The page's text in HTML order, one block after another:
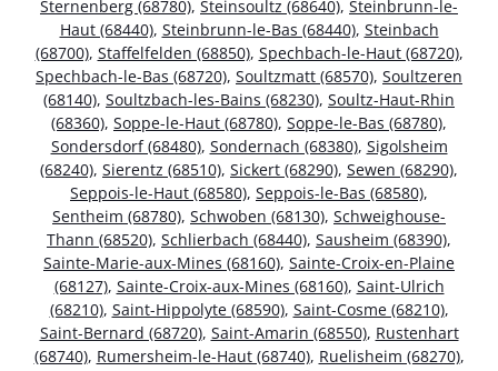
Sternenberg (68780), Steinsoultz (68640), Steinbrunn-le-
Haut (68440), Steinbrunn-le-Bas (68440), Steinbach
(68700), Staffelfelden (68850), Spechbach-le-Haut (68720),
Spechbach-le-Bas (68720), Soultzmatt (68570), Soultzeren
(68140), Soultzbach-les-Bains (68230), Soultz-Haut-Rhin
(68360), Soppe-le-Haut (68780), Soppe-le-Bas (68780),
Sondersdorf (68480), Sondernach (68380), Sigolsheim
(68240), Sierentz (68510), Sickert (68290), Sewen (68290),
Seppois-le-Haut (68580), Seppois-le-Bas (68580),
Sentheim (68780), Schwoben (68130), Schweighouse-
Thann (68520), Schlierbach (68440), Sausheim (68390),
Sainte-Marie-aux-Mines (68160), Sainte-Croix-en-Plaine
(68127), Sainte-Croix-aux-Mines (68160), Saint-Ulrich
(68210), Saint-Hippolyte (68590), Saint-Cosme (68210),
Saint-Bernard (68720), Saint-Amarin (68550), Rustenhart
(68740), Rumersheim-le-Haut (68740), Ruelisheim (68270),